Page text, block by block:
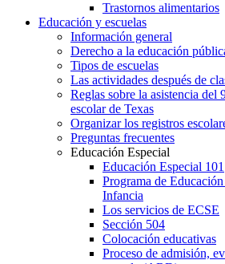
Trastornos alimentarios
Educación y escuelas
Información general
Derecho a la educación
Tipos de escuelas
Las actividades después de
Reglas sobre la asistencia del
escolar de Texas
Organizar los registros
Preguntas frecuentes
Educación Especial
Educación Especial 101
Programa de
Infancia
Los servicios de ECSE
Sección 504
Colocación educativas
Proceso de admisión,